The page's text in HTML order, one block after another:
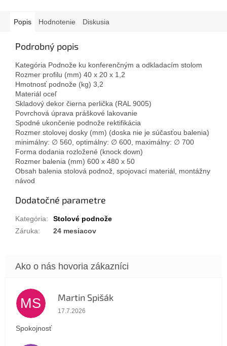
Popis Hodnotenie Diskusia
Podrobný popis
Kategória Podnože ku konferenčným a odkladacím stolom
Rozmer profilu (mm) 40 x 20 x 1,2
Hmotnosť podnože (kg) 3,2
Materiál oceľ
Skladový dekor čierna perlička (RAL 9005)
Povrchová úprava práškové lakovanie
Spodné ukončenie podnože rektifikácia
Rozmer stolovej dosky (mm) (doska nie je súčasťou balenia)
minimálny: ∅ 560, optimálny: ∅ 600, maximálny: ∅ 700
Forma dodania rozložené (knock down)
Rozmer balenia (mm) 600 x 480 x 50
Obsah balenia stolová podnož, spojovací materiál, montážny
návod
Dodatočné parametre
Kategória:
Stolové podnože
Záruka: 24 mesiacov
MS Martin Spišák
Hodnotenie obchodu je 5 z 5 hviezdičiek.
17.7.2026
Spokojnosť